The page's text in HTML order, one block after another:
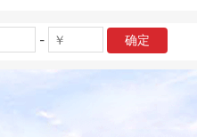
- 确定